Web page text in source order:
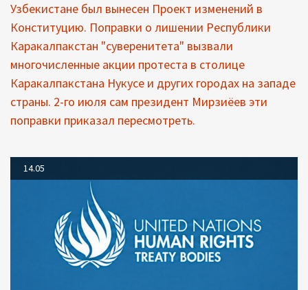
Узбекистане был вынесен Проект изменений в
Конституцию. Поправки о лишении Республики
Каракалпакстан "суверенитета" вызвали
многочисленные акции протеста в столице
Каракалпакстана Нукусе и других городах на западе
страны. 2-го июля сам президент Мирзиёев эти
поправки приказал пересмотреть.
14.05